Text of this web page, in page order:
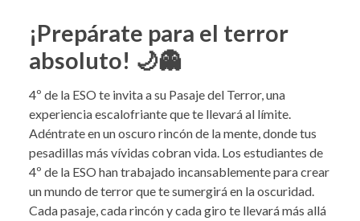
¡Prepárate para el terror
absoluto! 🌙👻
4º de la ESO te invita a su Pasaje del Terror, una
experiencia escalofriante que te llevará al límite.
Adéntrate en un oscuro rincón de la mente, donde tus
pesadillas más vívidas cobran vida. Los estudiantes de
4º de la ESO han trabajado incansablemente para crear
un mundo de terror que te sumergirá en la oscuridad.
Cada pasaje, cada rincón y cada giro te llevará más allá